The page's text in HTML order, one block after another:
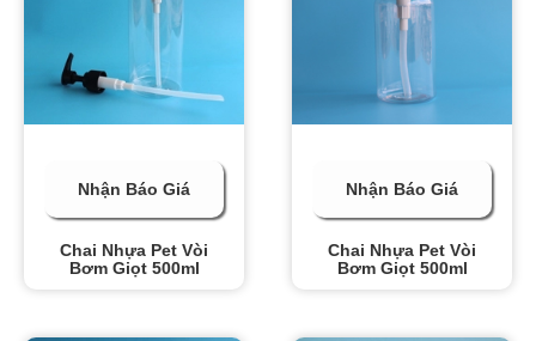
Nhận Báo Giá
Chai Nhựa Pet Vòi
Bơm Giọt 500ml
Nhận Báo Giá
Chai Nhựa Pet Vòi
Bơm Giọt 500ml